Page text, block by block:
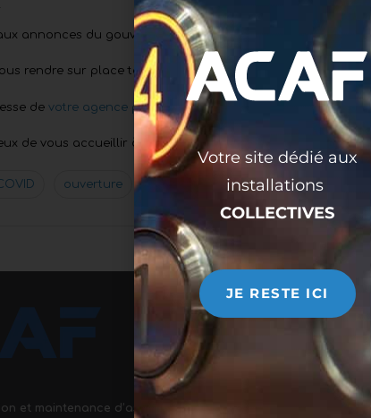
annonces du gouvernement en lien avec le COVID, nos
rendre sur place toujours dans le respect des gestes
de votre agence par ici
de vous accueillir à nouveau.
ouverture
et maintenance d’ascenseurs,
ARTICLES
[GRENOBLE]
après midi
Très belle et
Votre site dédié aux
installations
COLLECTIVES
JE RESTE ICI